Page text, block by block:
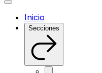
Inicio
Secciones